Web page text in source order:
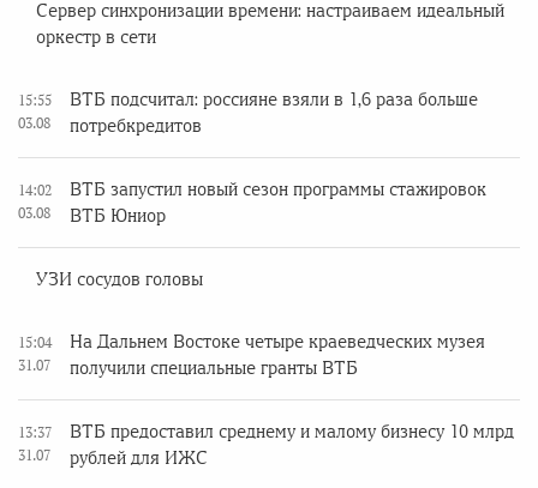
Сервер синхронизации времени: настраиваем идеальный
оркестр в сети
15:55
03.08
ВТБ подсчитал: россияне взяли в 1,6 раза больше
потребкредитов
14:02
03.08
ВТБ запустил новый сезон программы стажировок
ВТБ Юниор
УЗИ сосудов головы
15:04
31.07
На Дальнем Востоке четыре краеведческих музея
получили специальные гранты ВТБ
13:37
31.07
ВТБ предоставил среднему и малому бизнесу 10 млрд
рублей для ИЖС